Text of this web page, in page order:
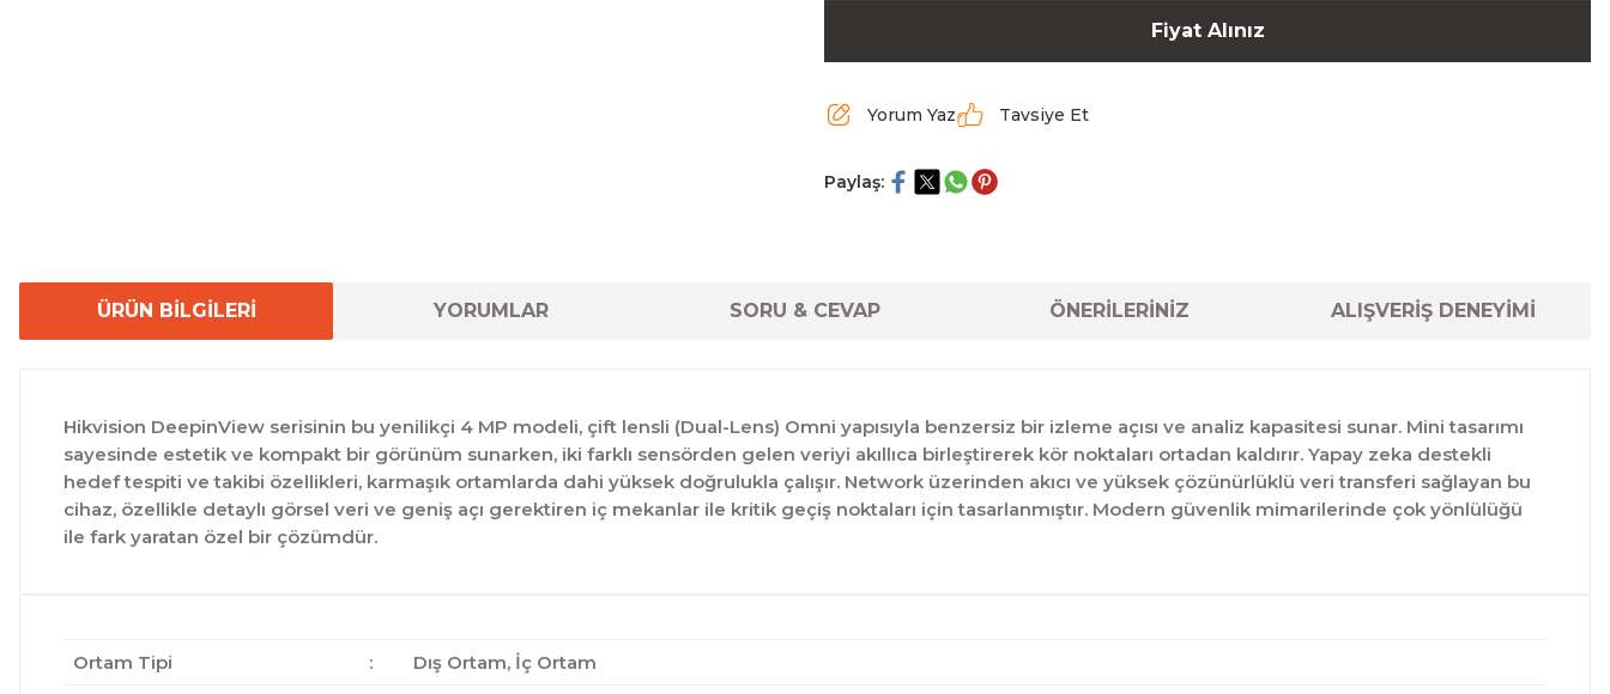
Fiyat Alınız
Yorum Yaz Tavsiye Et
Paylaş:
ÜRÜN BİLGİLERİ YORUMLAR SORU & CEVAP ÖNERİLERİNİZ ALIŞVERİŞ DENEYİMİ
Hikvision DeepinView serisinin bu yenilikçi 4 MP modeli, çift lensli (Dual-Lens) Omni yapısıyla benzersiz bir izleme açısı ve analiz kapasitesi sunar. Mini tasarımı
sayesinde estetik ve kompakt bir görünüm sunarken, iki farklı sensörden gelen veriyi akıllıca birleştirerek kör noktaları ortadan kaldırır. Yapay zeka destekli
hedef tespiti ve takibi özellikleri, karmaşık ortamlarda dahi yüksek doğrulukla çalışır. Network üzerinden akıcı ve yüksek çözünürlüklü veri transferi sağlayan bu
cihaz, özellikle detaylı görsel veri ve geniş açı gerektiren iç mekanlar ile kritik geçiş noktaları için tasarlanmıştır. Modern güvenlik mimarilerinde çok yönlülüğü
ile fark yaratan özel bir çözümdür.
Ortam Tipi :
Dış Ortam, İç Ortam